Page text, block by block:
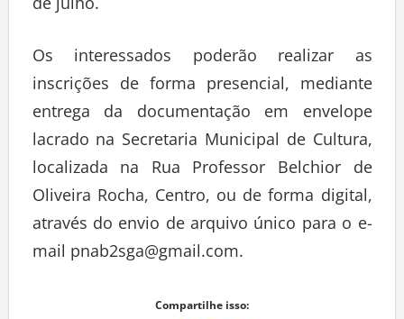
Os interessados poderão realizar as
inscrições de forma presencial, mediante
entrega da documentação em envelope
lacrado na Secretaria Municipal de Cultura,
localizada na Rua Professor Belchior de
Oliveira Rocha, Centro, ou de forma digital,
através do envio de arquivo único para o e-
mail pnab2sga@gmail.com.
Compartilhe isso: